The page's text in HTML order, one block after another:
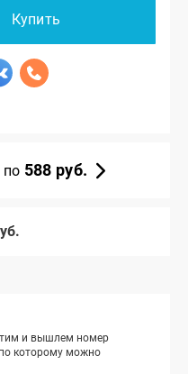
Купить
по 588 руб.
и вышлем номер
которому можно